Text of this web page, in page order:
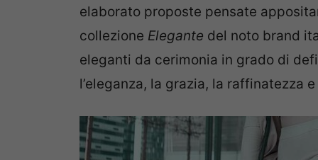
elaborato proposte pensate
collezione Elegante del noto brand
eleganti da cerimonia in grado di
l’eleganza, la grazia, la raffinatezza